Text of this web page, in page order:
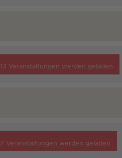
13 Veranstaltungen werden geladen
7 Veranstaltungen werden geladen